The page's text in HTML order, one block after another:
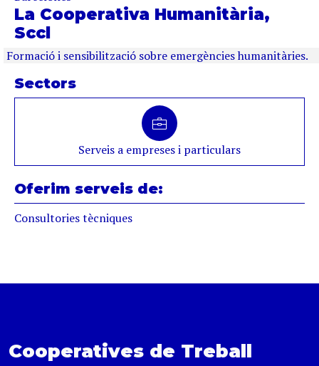
La Cooperativa Humanitària,
Sccl
Formació i sensibilització sobre emergències humanitàries.
Sectors
Serveis a empreses i particulars
Oferim serveis de:
Consultories tècniques
Cooperatives de Treball